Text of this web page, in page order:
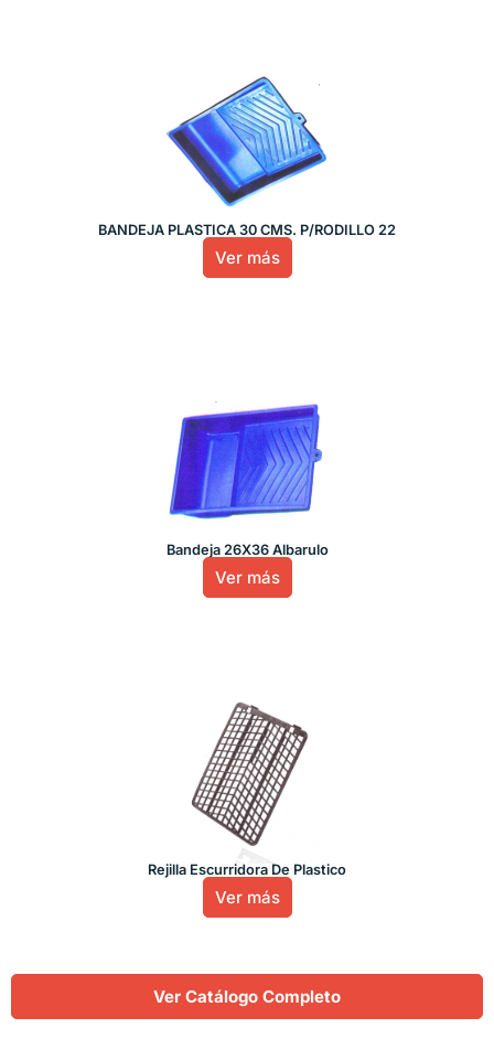
BANDEJA PLASTICA 30 CMS. P/RODILLO 22
Ver más
Bandeja 26X36 Albarulo
Ver más
Rejilla Escurridora De Plastico
Ver más
Ver Catálogo Completo